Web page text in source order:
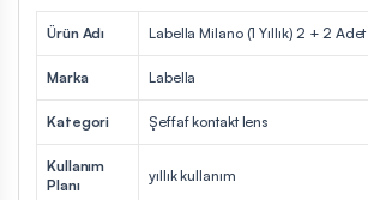
Ürün Adı Labella Milano (1 Yıllık) 2 + 2 Adet
Marka Labella
Kategori Şeffaf kontakt lens
Kullanım
Planı
yıllık kullanım